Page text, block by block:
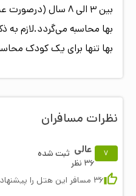
بین 3 الی 8 سال
بها محاسبه می‌گردد.لازم به
بها تنها برای یک کودک
نظرات مسافران
7 عالی
36 نظر
ثبت شده
36 مسافر این هتل را پیشنهاد